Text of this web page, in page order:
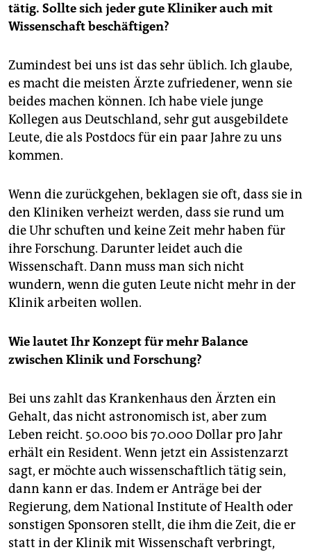
tätig. Sollte sich jeder gute Kliniker auch mit
Wissenschaft beschäftigen?
Zumindest bei uns ist das sehr üblich. Ich glaube,
es macht die meisten Ärzte zufriedener, wenn sie
beides machen können. Ich habe viele junge
Kollegen aus Deutschland, sehr gut ausgebildete
Leute, die als Postdocs für ein paar Jahre zu uns
kommen.
Wenn die zurückgehen, beklagen sie oft, dass sie in
den Kliniken verheizt werden, dass sie rund um
die Uhr schuften und keine Zeit mehr haben für
ihre Forschung. Darunter leidet auch die
Wissenschaft. Dann muss man sich nicht
wundern, wenn die guten Leute nicht mehr in der
Klinik arbeiten wollen.
Wie lautet Ihr Konzept für mehr Balance
zwischen Klinik und Forschung?
Bei uns zahlt das Krankenhaus den Ärzten ein
Gehalt, das nicht astronomisch ist, aber zum
Leben reicht. 50.000 bis 70.000 Dollar pro Jahr
erhält ein Resident. Wenn jetzt ein Assistenzarzt
sagt, er möchte auch wissenschaftlich tätig sein,
dann kann er das. Indem er Anträge bei der
Regierung, dem National Institute of Health oder
sonstigen Sponsoren stellt, die ihm die Zeit, die er
statt in der Klinik mit Wissenschaft verbringt,